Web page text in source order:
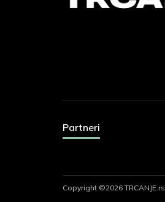
Partneri
Copyright ©2026 TRCANJE.rs